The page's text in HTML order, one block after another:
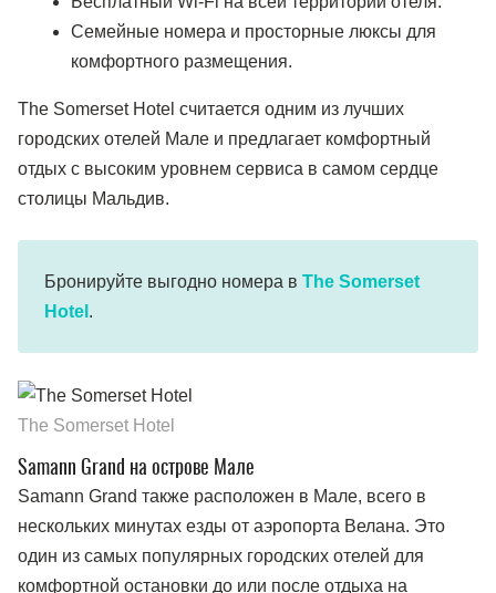
Семейные номера и просторные люксы для
комфортного размещения.
The Somerset Hotel считается одним из лучших
городских отелей Мале и предлагает комфортный
отдых с высоким уровнем сервиса в самом сердце
столицы Мальдив.
Бронируйте выгодно номера в The Somerset
Hotel .
The Somerset Hotel
Samann Grand на острове Мале
Samann Grand также расположен в Мале, всего в
нескольких минутах езды от аэропорта Велана. Это
один из самых популярных городских отелей для
комфортной остановки до или после отдыха на